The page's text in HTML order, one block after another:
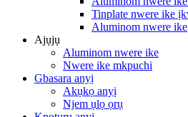
Tinplate nwere ike
Aluminom nwere ike
Ajụjụ
Aluminom nwere ike
Nwere ike mkpuchi
Gbasara anyị
Akụkọ anyị
Njem ụlọ ọrụ